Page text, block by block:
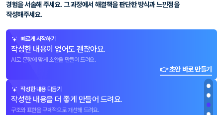
경험을 서술해 주세요. 그 과정에서 해결책을 판단한 방식과 느낀점을
작성해주세요.
빠르게 시작하기
작성한 내용이 없어도 괜찮아요.
AI로 문항에 맞게 초안을 만들어 드려요.
👉 초안 바로 만들기
작성한 내용 다듬기
작성한 내용을 더 좋게 만들어 드려요.
구조와 표현을 구체적으로 개선해 드려요.